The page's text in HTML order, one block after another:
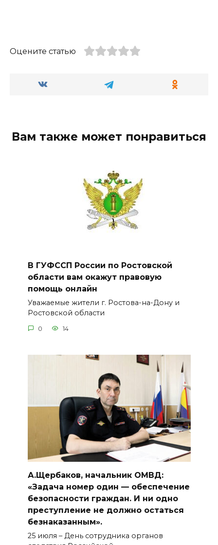
Оцените статью
Вам также может понравиться
В ГУФССП России по Ростовской
области вам окажут правовую
помощь онлайн
Уважаемые жители г. Ростова-на-Дону и
Ростовской области
0 14
А.Щербаков, начальник ОМВД:
«Задача номер один — обеспечение
безопасности граждан. И ни одно
преступление не должно остаться
безнаказанным».
25 июля – День сотрудника органов